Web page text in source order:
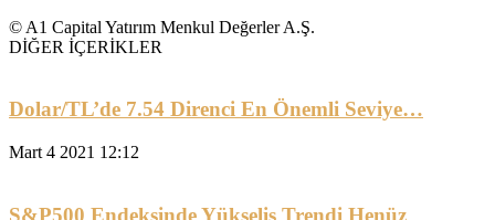
© A1 Capital Yatırım Menkul Değerler A.Ş.
DİĞER İÇERİKLER
Dolar/TL’de 7.54 Direnci En Önemli Seviye…
Mart 4 2021 12:12
S&P500 Endeksinde Yükseliş Trendi Henüz